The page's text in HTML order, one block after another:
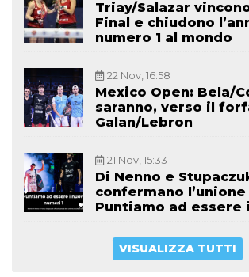
Triay/Salazar
Final e chiudono
numero 1 al mondo
22 Nov, 16:58
Mexico Open: Bela/
saranno, verso il
Galan/Lebron
21 Nov, 15:33
Di Nenno e
confermano
Puntiamo ad essere
VISUALIZZA TUTTI